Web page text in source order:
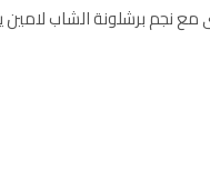
نجم برشلونة الشاب لامين